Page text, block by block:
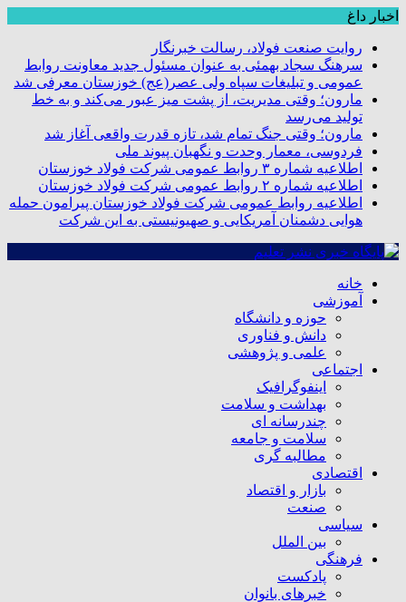
اخبار داغ
روایت صنعت فولاد،‌ رسالت خبرنگار
سرهنگ سجاد بهمئی به عنوان مسئول جدید معاونت روابط
عمومی و تبلیغات سپاه ولی عصر(عج) خوزستان معرفی شد
مارون؛ وقتی مدیریت، از پشت میز عبور می‌کند و به خط
تولید می‌رسد
مارون؛ وقتی جنگ تمام شد، تازه قدرت واقعی آغاز شد
فردوسی، معمار وحدت و نگهبان پیوند ملی
اطلاعیه شماره ۳ روابط عمومی شرکت فولاد خوزستان
اطلاعیه شماره ۲ روابط عمومی شرکت فولاد خوزستان
اطلاعیه روابط عمومی شرکت فولاد خوزستان پیرامون حمله
هوایی دشمنان آمریکایی و صهیونیستی به این شرکت
خانه
آموزشی
حوزه و دانشگاه
دانش و فناوری
علمی و پژوهشی
اجتماعی
اینفوگرافیک
بهداشت و سلامت
چندرسانه ای
سلامت و جامعه
مطالبه گری
اقتصادی
بازار و اقتصاد
صنعت
سیاسی
بین الملل
فرهنگی
پادکست
خبرهای بانوان